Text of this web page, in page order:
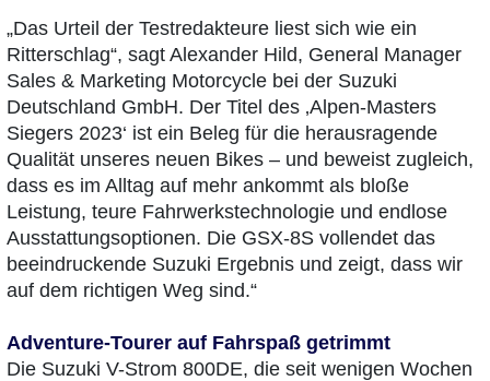
„Das Urteil der Testredakteure liest sich wie ein
Ritterschlag“, sagt Alexander Hild, General Manager
Sales & Marketing Motorcycle bei der Suzuki
Deutschland GmbH. Der Titel des ‚Alpen-Masters
Siegers 2023‘ ist ein Beleg für die herausragende
Qualität unseres neuen Bikes – und beweist zugleich,
dass es im Alltag auf mehr ankommt als bloße
Leistung, teure Fahrwerkstechnologie und endlose
Ausstattungsoptionen. Die GSX-8S vollendet das
beeindruckende Suzuki Ergebnis und zeigt, dass wir
auf dem richtigen Weg sind.“
Adventure-Tourer auf Fahrspaß getrimmt
Die Suzuki V-Strom 800DE, die seit wenigen Wochen